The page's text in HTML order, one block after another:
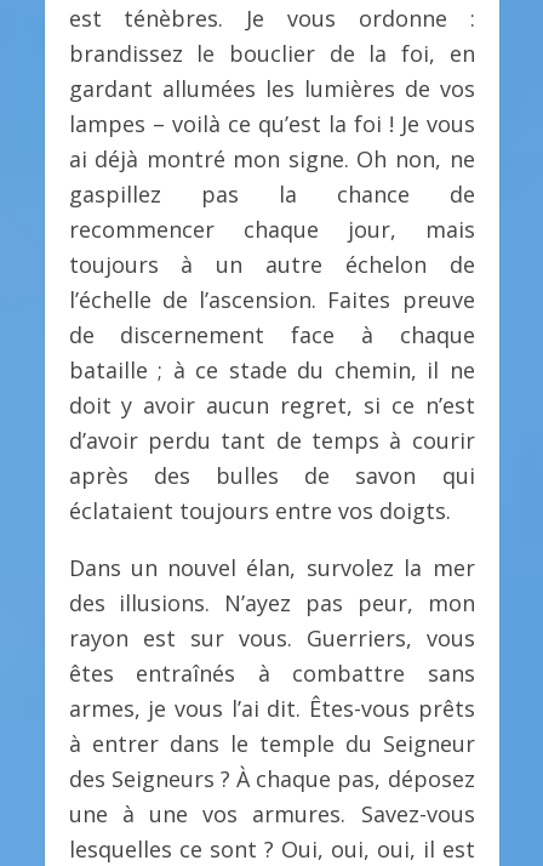
est ténèbres. Je vous ordonne :
brandissez le bouclier de la foi, en
gardant allumées les lumières de vos
lampes – voilà ce qu’est la foi ! Je vous
ai déjà montré mon signe. Oh non, ne
gaspillez pas la chance de
recommencer chaque jour, mais
toujours à un autre échelon de
l’échelle de l’ascension. Faites preuve
de discernement face à chaque
bataille ; à ce stade du chemin, il ne
doit y avoir aucun regret, si ce n’est
d’avoir perdu tant de temps à courir
après des bulles de savon qui
éclataient toujours entre vos doigts.
Dans un nouvel élan, survolez la mer
des illusions. N’ayez pas peur, mon
rayon est sur vous. Guerriers, vous
êtes entraînés à combattre sans
armes, je vous l’ai dit. Êtes-vous prêts
à entrer dans le temple du Seigneur
des Seigneurs ? À chaque pas, déposez
une à une vos armures. Savez-vous
lesquelles ce sont ? Oui, oui, oui, il est